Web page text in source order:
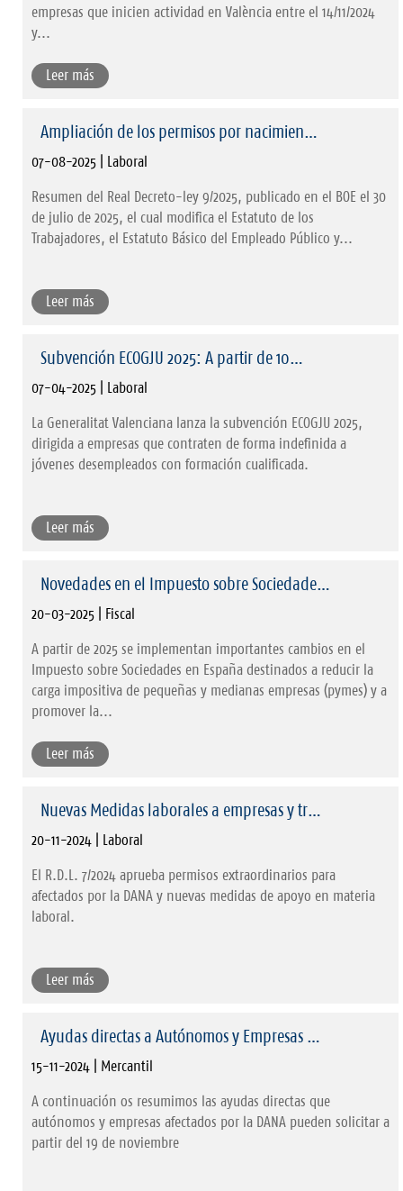
empresas que inicien actividad en València entre el 14/11/2024
y...
Leer más
Ampliación de los permisos por nacimien…
07-08-2025 | Laboral
Resumen del Real Decreto-ley 9/2025, publicado en el BOE el 30
de julio de 2025, el cual modifica el Estatuto de los
Trabajadores, el Estatuto Básico del Empleado Público y...
Leer más
Subvención ECOGJU 2025: A partir de 10…
07-04-2025 | Laboral
La Generalitat Valenciana lanza la subvención ECOGJU 2025,
dirigida a empresas que contraten de forma indefinida a
jóvenes desempleados con formación cualificada.
Leer más
Novedades en el Impuesto sobre Sociedade…
20-03-2025 | Fiscal
A partir de 2025 se implementan importantes cambios en el
Impuesto sobre Sociedades en España destinados a reducir la
carga impositiva de pequeñas y medianas empresas (pymes) y a
promover la...
Leer más
Nuevas Medidas laborales a empresas y tr…
20-11-2024 | Laboral
El R.D.L. 7/2024 aprueba permisos extraordinarios para
afectados por la DANA y nuevas medidas de apoyo en materia
laboral.
Leer más
Ayudas directas a Autónomos y Empresas …
15-11-2024 | Mercantil
A continuación os resumimos las ayudas directas que
autónomos y empresas afectados por la DANA pueden solicitar a
partir del 19 de noviembre